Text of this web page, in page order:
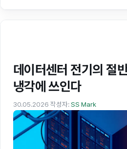
데이터센터 전기의 절
냉각에 쓰인다
30.05.2026 작성자:SS Mark